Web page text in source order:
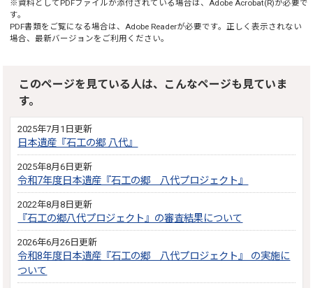
※資料としてPDFファイルが添付されている場合は、Adobe Acrobat(R)が必要で
す。
PDF書類をご覧になる場合は、Adobe Readerが必要です。正しく表示されない
場合、最新バージョンをご利用ください。
このページを見ている人は、こんなページも見ていま
す。
2025年7月1日更新
日本遺産『石工の郷 八代』
2025年8月6日更新
令和7年度日本遺産『石工の郷 八代プロジェクト』
2022年8月8日更新
『石工の郷八代プロジェクト』の審査結果について
2026年6月26日更新
令和8年度日本遺産『石工の郷 八代プロジェクト』 の実施に
ついて